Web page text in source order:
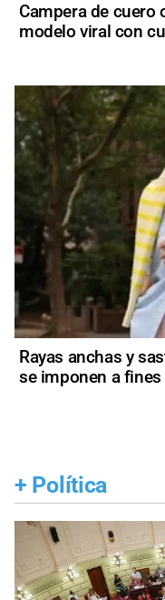
Campera de cuero
modelo viral con
Rayas anchas y
se imponen a
+ Política